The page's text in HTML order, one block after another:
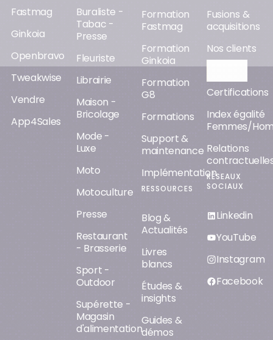
Fastmag
Ginkoia
Openbravo
Tweakwise
Vendre
App4Sales
Buraliste -
Tabac -
Presse
Fleuriste
Librairie
Maison -
Bricolage
Mode -
Luxe
Moto
Motoculture
Presse
Restaurant
- Brasserie
Sport -
Outdoor
Supérette -
Magasin
d'alimentation
Formation
Fastmag
Formation
Ginkoia
Formation
G8
Formations
Support &
maintenance
Implémentation
RESSOURCES
Blog &
Actualités
Livres
blancs
Études &
insights
Guides &
démos
Fusions &
acquisitions
Nos clients
Orisha AI
Certifications
Index égalité
Femmes/
Relations
RÉSEAUX
SOCIAUX
Linkedin
YouTube
Instagram
Facebook